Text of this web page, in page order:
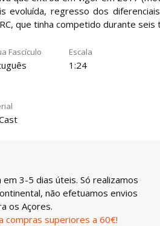
evoluída, regresso dos
que tinha competido durante seis
Fascículo Escala
1:24
em 3-5 dias úteis. Só realizamos
não efetuamos envios
os Açores.
compras superiores a 60€!